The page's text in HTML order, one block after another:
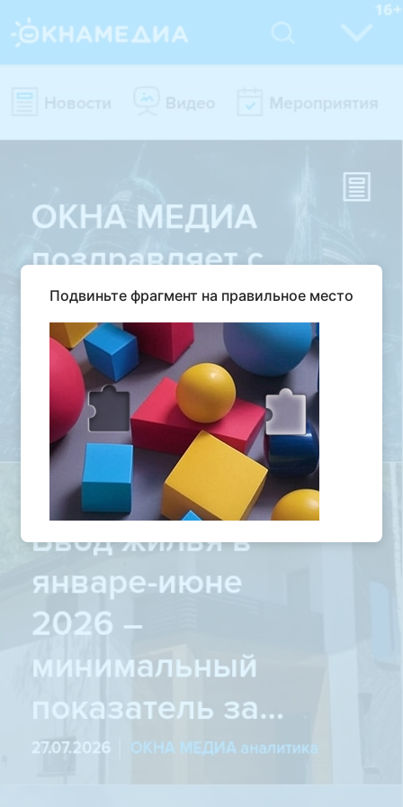
Подвиньте фрагмент на правильное место